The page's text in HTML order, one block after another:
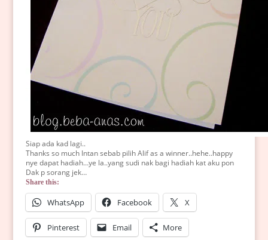
Siap ada kad lagi..
Thanks so much Intan sebab pilih Alif as a winner..hehe..happy
nye dapat hadiah…ye la..yang sudi nak bagi hadiah kat aku pon
Dak p sorang jek…
Share this:
WhatsApp Facebook X
Pinterest Email More